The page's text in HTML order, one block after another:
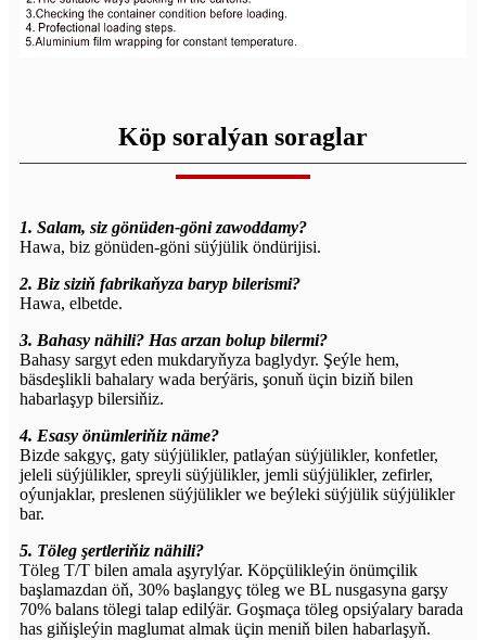
Köp soralýan soraglar
1. Salam, siz gönüden-göni zawoddamy?
Hawa, biz gönüden-göni süýjülik öndürijisi.
2. Biz siziň fabrikaňyza baryp bilerismi?
Hawa, elbetde.
3. Bahasy nähili? Has arzan bolup bilermi?
Bahasy sargyt eden mukdaryňyza baglydyr. Şeýle hem,
bäsdeşlikli bahalary wada berýäris, şonuň üçin biziň bilen
habarlaşyp bilersiňiz.
4. Esasy önümleriňiz näme?
Bizde sakgyç, gaty süýjülikler, patlaýan süýjülikler, konfetler,
jeleli süýjülikler, spreyli süýjülikler, jemli süýjülikler, zefirler,
oýunjaklar, preslenen süýjülikler we beýleki süýjülik süýjülikler
bar.
5. Töleg şertleriňiz nähili?
Töleg T/T bilen amala aşyrylýar. Köpçülikleýin önümçilik
başlamazdan öň, 30% başlangyç töleg we BL nusgasyna garşy
70% balans tölegi talap edilýär. Goşmaça töleg opsiýalary barada
has giňişleýin maglumat almak üçin meniň bilen habarlaşyň.